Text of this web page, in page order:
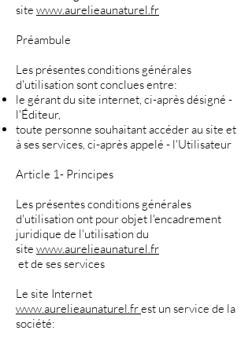
site www.aurelieaunaturel.fr
Préambule
Les présentes conditions générales
d'utilisation sont conclues entre:
le gérant du site internet, ci-après désigné -
l'Éditeur,
toute personne souhaitant accéder au site et
à ses services, ci-après appelé - l'Utilisateur
Article 1- Principes
Les présentes conditions générales
d'utilisation ont pour objet l'encadrement
juridique de l'utilisation du
site www.aurelieaunaturel.fr
et de ses services
Le site Internet
www.aurelieaunaturel.frest un service de la
société: